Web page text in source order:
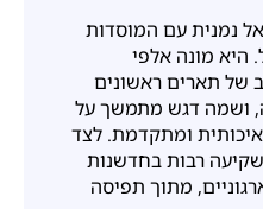
נמנית עם המוסדות
היא מונה אלפי
של תארים ראשונים
ושמה דגש מתמשך על
איכותית ומתקדמת. לצד
רבות בחדשנות
מתוך תפיסה